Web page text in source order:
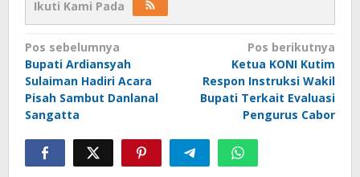
Ikuti Kami Pada
Navigasi
pos
Pos sebelumnya
Bupati Ardiansyah
Sulaiman Hadiri Acara
Pisah Sambut Danlanal
Sangatta
Pos berikutnya
Ketua KONI Kutim
Respon Instruksi Wakil
Bupati Terkait Evaluasi
Pengurus Cabor